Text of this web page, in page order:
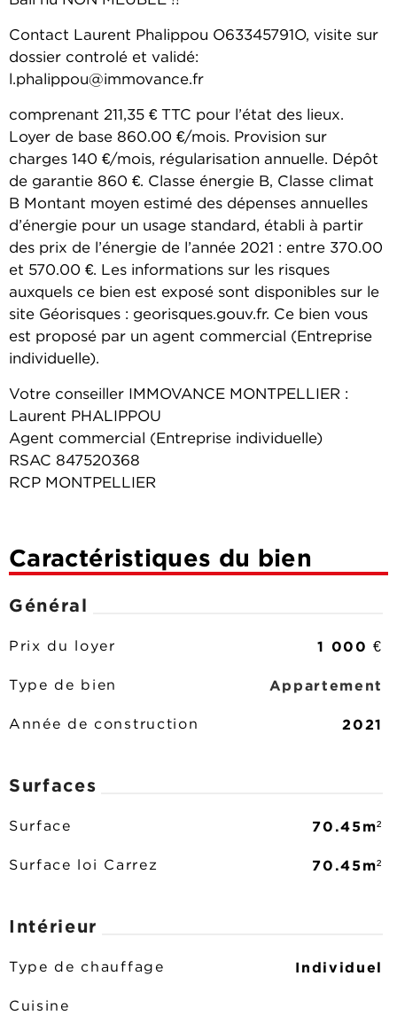
Contact Laurent Phalippou O63345791O, visite sur
dossier controlé et validé:
l.phalippou@immovance.fr
comprenant 211,35 € TTC pour l’état des lieux.
Loyer de base 860.00 €/mois. Provision sur
charges 140 €/mois, régularisation annuelle. Dépôt
de garantie 860 €. Classe énergie B, Classe climat
B Montant moyen estimé des dépenses annuelles
d’énergie pour un usage standard, établi à partir
des prix de l’énergie de l’année 2021 : entre 370.00
et 570.00 €. Les informations sur les risques
auxquels ce bien est exposé sont disponibles sur le
site Géorisques : georisques.gouv.fr. Ce bien vous
est proposé par un agent commercial (Entreprise
individuelle).
Votre conseiller IMMOVANCE MONTPELLIER :
Laurent PHALIPPOU
Agent commercial (Entreprise individuelle)
RSAC 847520368
RCP MONTPELLIER
Caractéristiques du bien
Général
Prix du loyer 1 000 €
Type de bien Appartement
Année de construction 2021
Surfaces
Surface 70.45m²
Surface loi Carrez 70.45m²
Intérieur
Type de chauffage Individuel
Cuisine